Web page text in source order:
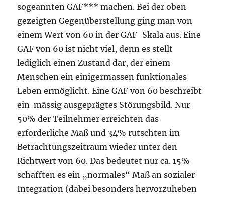
sogeannten GAF*** machen. Bei der oben
gezeigten Gegenüberstellung ging man von
einem Wert von 60 in der GAF-Skala aus. Eine
GAF von 60 ist nicht viel, denn es stellt
lediglich einen Zustand dar, der einem
Menschen ein einigermassen funktionales
Leben ermöglicht. Eine GAF von 60 beschreibt
ein mässig ausgeprägtes Störungsbild. Nur
50% der Teilnehmer erreichten das
erforderliche Maß und 34% rutschten im
Betrachtungszeitraum wieder unter den
Richtwert von 60. Das bedeutet nur ca. 15%
schafften es ein „normales“ Maß an sozialer
Integration (dabei besonders hervorzuheben